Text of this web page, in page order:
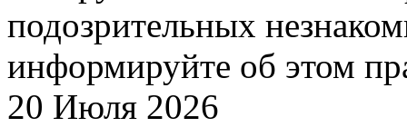
подозрительных
информируйте об этом
20 Июля 2026